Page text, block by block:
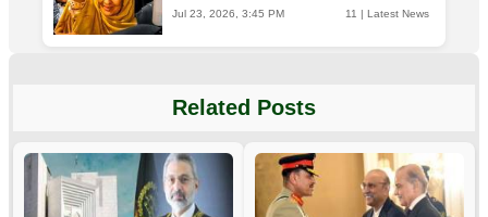
11 | Latest News
Jul 23, 2026, 3:45 PM
Related Posts